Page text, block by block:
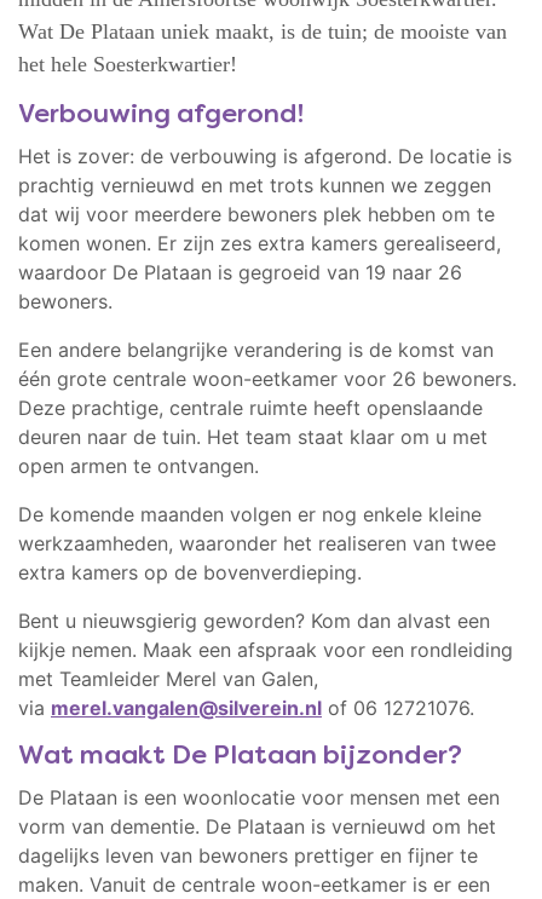
Wat De Plataan uniek maakt, is de tuin; de mooiste van
het hele Soesterkwartier!
Verbouwing afgerond!
Het is zover: de verbouwing is afgerond. De locatie is
prachtig vernieuwd en met trots kunnen we zeggen
dat wij voor meerdere bewoners plek hebben om te
komen wonen. Er zijn zes extra kamers gerealiseerd,
waardoor De Plataan is gegroeid van 19 naar 26
bewoners.
Een andere belangrijke verandering is de komst van
één grote centrale woon-eetkamer voor 26 bewoners.
Deze prachtige, centrale ruimte heeft openslaande
deuren naar de tuin. Het team staat klaar om u met
open armen te ontvangen.
De komende maanden volgen er nog enkele kleine
werkzaamheden, waaronder het realiseren van twee
extra kamers op de bovenverdieping.
Bent u nieuwsgierig geworden? Kom dan alvast een
kijkje nemen. Maak een afspraak voor een rondleiding
met Teamleider Merel van Galen,
via merel.vangalen@silverein.nl of 06 12721076.
Wat maakt De Plataan bijzonder?
De Plataan is een woonlocatie voor mensen met een
vorm van dementie. De Plataan is vernieuwd om het
dagelijks leven van bewoners prettiger en fijner te
maken. Vanuit de centrale woon-eetkamer is er een